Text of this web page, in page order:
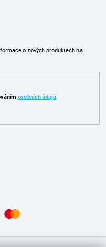
o nových produktech na
osobních údajů.